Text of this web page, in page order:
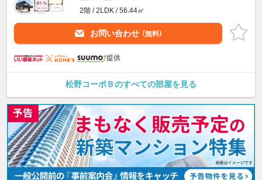
2階 / 2LDK / 56.44㎡
お問い合わせ （無料）
提供
松野コーポＢのすべての部屋を見る